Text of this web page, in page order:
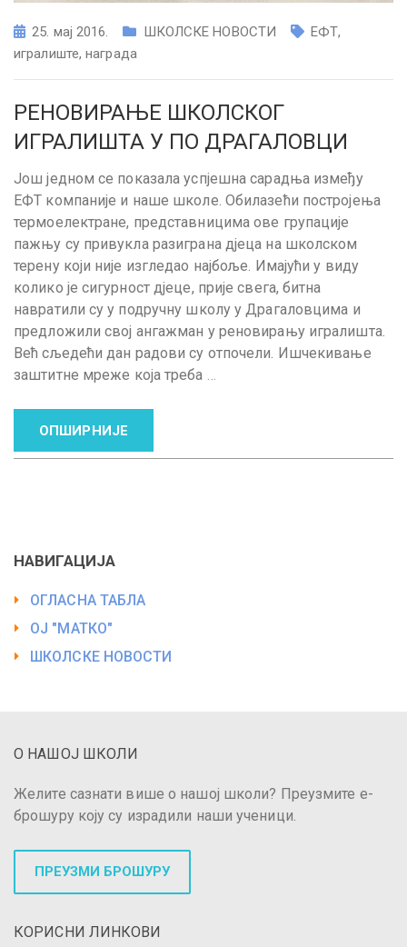
25. мај 2016. ШКОЛСКЕ НОВОСТИ ЕФТ,
игралиште,награда
РЕНОВИРАЊЕ ШКОЛСКОГ
ИГРАЛИШТА У ПО ДРАГАЛОВЦИ
Још једном се показала успјешна сарадња између
ЕФТ компаније и наше школе. Обилазећи постројења
термоелектране, представницима ове групације
пажњу су привукла разиграна дјеца на школском
терену који није изгледао најбоље. Имајући у виду
колико је сигурност дјеце, прије свега, битна
навратили су у подручну школу у Драгаловцима и
предложили свој ангажман у реновирању игралишта.
Већ сљедећи дан радови су отпочели. Ишчекивање
заштитне мреже која треба …
ОПШИРНИЈЕ
НАВИГАЦИЈА
ОГЛАСНА ТАБЛА
ОЈ "МАТКО"
ШКОЛСКЕ НОВОСТИ
О НАШОЈ ШКОЛИ
Желите сазнати више о нашој школи? Преузмите е-
брошуру коју су израдили наши ученици.
ПРЕУЗМИ БРОШУРУ
КОРИСНИ ЛИНКОВИ